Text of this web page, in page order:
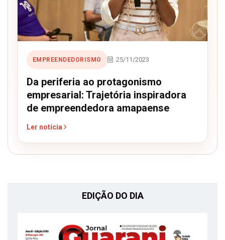
EMPREENDEDORISMO 25/11/2023
Da periferia ao protagonismo
empresarial: Trajetória inspiradora
de empreendedora amapaense
Ler notícia
EDIÇÃO DO DIA